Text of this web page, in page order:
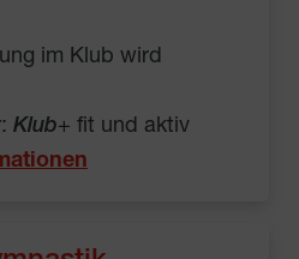
im Klub wird
Klub+ fit und aktiv